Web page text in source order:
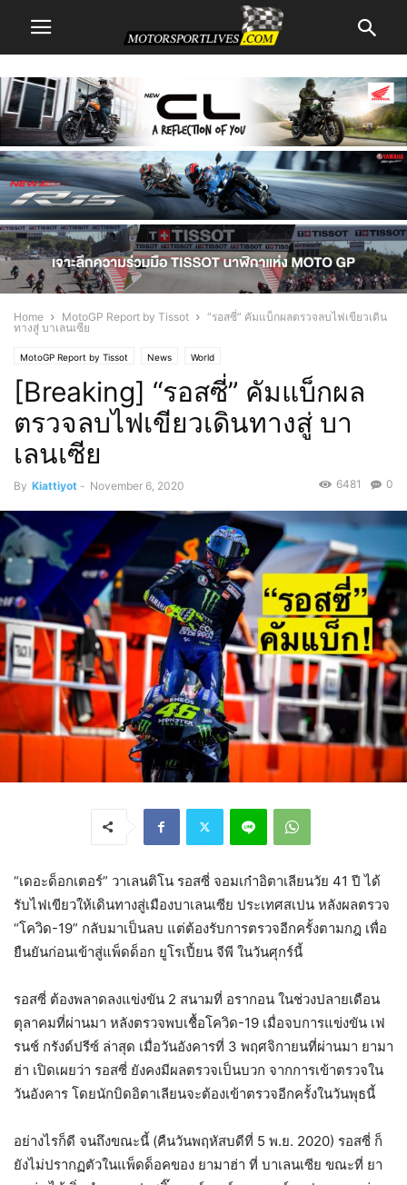
Home MotoGP Report by Tissot
“รอสซี่” คัมแบ็กผลตรวจลบไฟเขียวเดิน
ทางสู่ บาเลนเซีย
MotoGP Report by Tissot News World
[Breaking] “รอสซี่” คัมแบ็กผล
ตรวจลบไฟเขียวเดินทางสู่ บา
เลนเซีย
By Kiattiyot - November 6, 2020 0
6481
“เดอะด็อกเตอร์” วาเลนติโน รอสซี่ จอมเก๋าอิตาเลียนวัย 41 ปี ได้
รับไฟเขียวให้เดินทางสู่เมืองบาเลนเซีย ประเทศสเปน หลังผลตรวจ
“โควิด-19” กลับมาเป็นลบ แต่ต้องรับการตรวจอีกครั้งตามกฎ เพื่อ
ยืนยันก่อนเข้าสู่แพ็ดด็อก ยูโรเปี้ยน จีพี ในวันศุกร์นี้
รอสซี่ ต้องพลาดลงแข่งขัน 2 สนามที่ อรากอน ในช่วงปลายเดือน
ตุลาคมที่ผ่านมา หลังตรวจพบเชื้อโควิด-19 เมื่อจบการแข่งขัน เฟ
รนช์ กรังด์ปรีซ์ ล่าสุด เมื่อวันอังคารที่ 3 พฤศจิกายนที่ผ่านมา ยามา
ฮ่า เปิดเผยว่า รอสซี่ ยังคงมีผลตรวจเป็นบวก จากการเข้าตรวจใน
วันอังคาร โดยนักบิดอิตาเลียนจะต้องเข้าตรวจอีกครั้งในวันพุธนี้
อย่างไรก็ดี จนถึงขณะนี้ (คืนวันพฤหัสบดีที่ 5 พ.ย. 2020) รอสซี่ ก็
ยังไม่ปรากฏตัวในแพ็ดด็อคของ ยามาฮ่า ที่ บาเลนเซีย ขณะที่ ยา